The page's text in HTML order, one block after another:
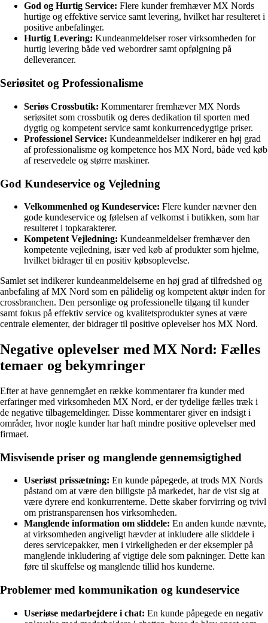
God og Hurtig Service: Flere kunder fremhæver MX Nords
hurtige og effektive service samt levering, hvilket har resulteret i
positive anbefalinger.
Hurtig Levering: Kundeanmeldelser roser virksomheden for
hurtig levering både ved webordrer samt opfølgning på
delleverancer.
Seriøsitet og Professionalisme
Seriøs Crossbutik: Kommentarer fremhæver MX Nords
seriøsitet som crossbutik og deres dedikation til sporten med
dygtig og kompetent service samt konkurrencedygtige priser.
Professionel Service: Kundeanmeldelser indikerer en høj grad
af professionalisme og kompetence hos MX Nord, både ved køb
af reservedele og større maskiner.
God Kundeservice og Vejledning
Velkommenhed og Kundeservice: Flere kunder nævner den
gode kundeservice og følelsen af velkomst i butikken, som har
resulteret i topkarakterer.
Kompetent Vejledning: Kundeanmeldelser fremhæver den
kompetente vejledning, især ved køb af produkter som hjelme,
hvilket bidrager til en positiv købsoplevelse.
Samlet set indikerer kundeanmeldelserne en høj grad af tilfredshed og
anbefaling af MX Nord som en pålidelig og kompetent aktør inden for
crossbranchen. Den personlige og professionelle tilgang til kunder
samt fokus på effektiv service og kvalitetsprodukter synes at være
centrale elementer, der bidrager til positive oplevelser hos MX Nord.
Negative oplevelser med MX Nord: Fælles
temaer og bekymringer
Efter at have gennemgået en række kommentarer fra kunder med
erfaringer med virksomheden MX Nord, er der tydelige fælles træk i
de negative tilbagemeldinger. Disse kommentarer giver en indsigt i
områder, hvor nogle kunder har haft mindre positive oplevelser med
firmaet.
Misvisende priser og manglende gennemsigtighed
Useriøst prissætning: En kunde påpegede, at trods MX Nords
påstand om at være den billigste på markedet, har de vist sig at
være dyrere end konkurrenterne. Dette skaber forvirring og tvivl
om pristransparensen hos virksomheden.
Manglende information om sliddele: En anden kunde nævnte,
at virksomheden angiveligt hævder at inkludere alle sliddele i
deres servicepakker, men i virkeligheden er der eksempler på
manglende inkludering af vigtige dele som pakninger. Dette kan
føre til skuffelse og manglende tillid hos kunderne.
Problemer med kommunikation og kundeservice
Useriøse medarbejdere i chat: En kunde påpegede en negativ